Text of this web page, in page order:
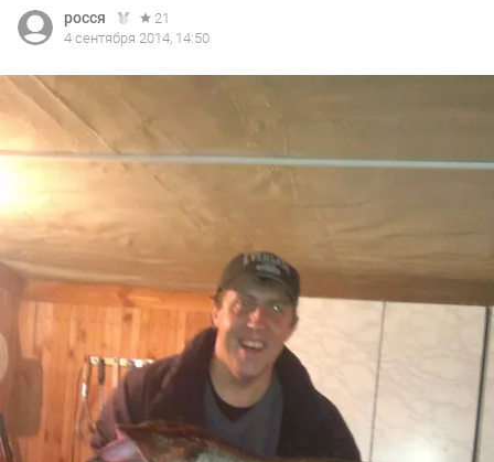
росся
21
4 сентября 2014, 14:50